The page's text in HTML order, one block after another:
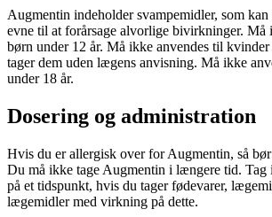
Augmentin indeholder svampemidler, som
evne til at forårsage alvorlige bivirkninger. Må
børn under 12 år. Må ikke anvendes til
tager dem uden lægens anvisning. Må ikke
under 18 år.
Dosering og administration
Hvis du er allergisk over for Augmentin, så
Du må ikke tage Augmentin i længere tid.
på et tidspunkt, hvis du tager fødevarer,
lægemidler med virkning på dette.